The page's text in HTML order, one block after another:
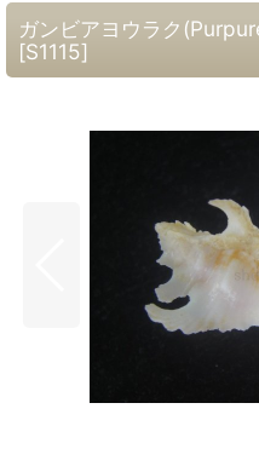
ガンビアヨウラク
[S1115]